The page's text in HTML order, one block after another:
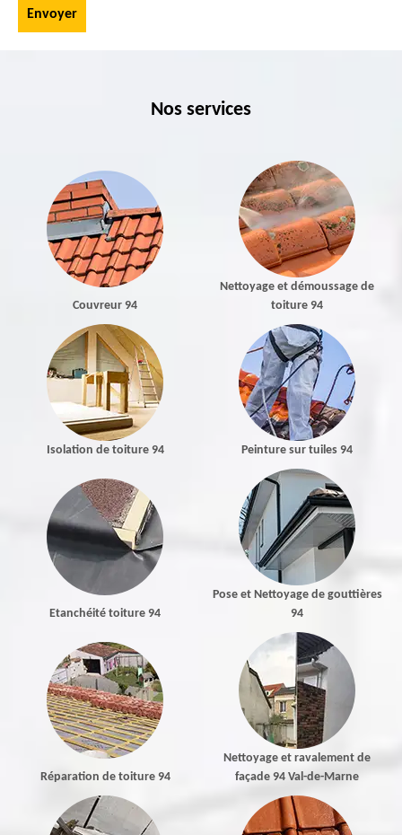
Nos services
Couvreur 94
Nettoyage et démoussage de
toiture 94
Isolation de toiture 94 Peinture sur tuiles 94
Etanchéité toiture 94
Pose et Nettoyage de gouttières
94
Réparation de toiture 94
Nettoyage et ravalement de
façade 94 Val-de-Marne